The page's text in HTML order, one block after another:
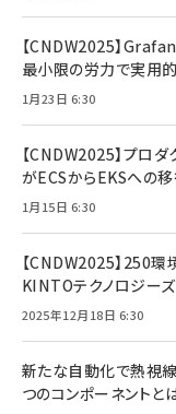
【CNDW2025】
最小限の労力で実用
1月23日 6:30
【CNDW2025】プロ
がECSからEKSへの
1月15日 6:30
【CNDW2025】250
KINTOテクノロジー
2025年12月18日 6:30
新たな自動化で熱視線
つのコンポーネントと